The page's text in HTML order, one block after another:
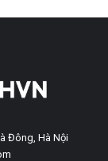
Đông, Hà Nội